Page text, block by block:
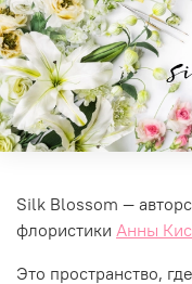
Silk Blossom —
флористики Анны
Это пространство,